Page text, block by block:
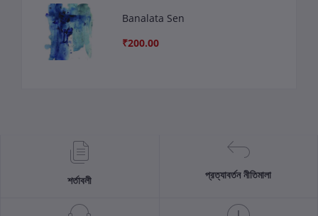
Banalata Sen
₹200.00
শর্তাবলী প্রত্যাবর্তন নীতিমালা